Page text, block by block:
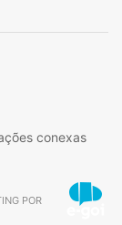
conexas
POR